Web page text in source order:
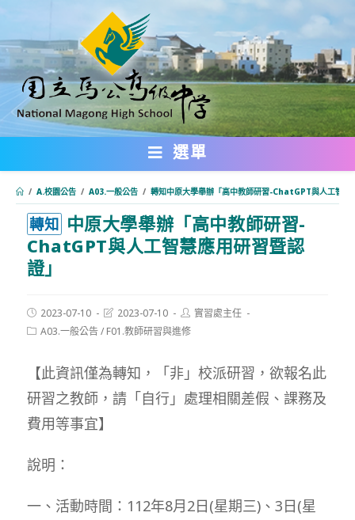
轉
主
要
內
選單
/ A.校園公告 / A03.一般公告 / 轉知中原大學舉辦「高中教師研習-ChatGPT與人工智慧
轉知 中原大學舉辦「高中教師研習-
ChatGPT與人工智慧應用研習暨認
證」
Post
published:
2023-07-10
Post
modified:
2023-07-10
Post
author:
實習處主任
PostA03.一般公告/ F01.教師研習與進修
【此資訊僅為轉知，「非」校派研習，欲報名此
研習之教師，請「自行」處理相關差假、課務及
費用等事宜】
說明：
一、活動時間：112年8月2日(星期三)、3日(星